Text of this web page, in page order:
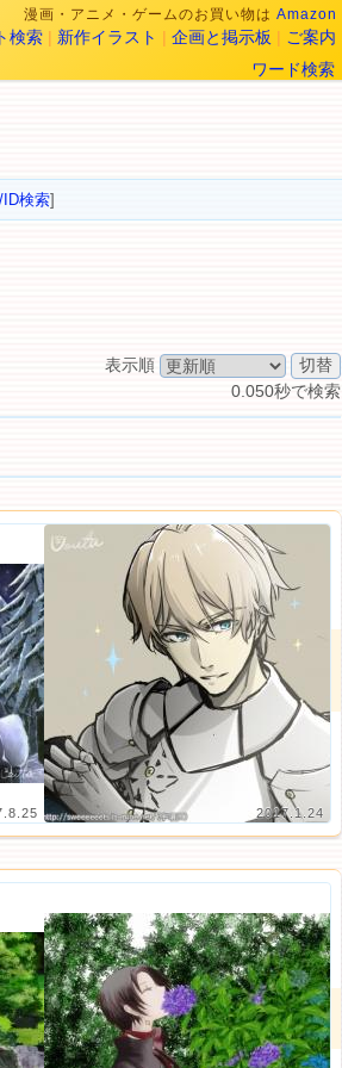
漫画・アニメ・ゲームのお買い物は Amazon
検索 | 新作イラスト | 企画と掲示板 | ご案内
ワード検索
ID検索]
表示順
0.050秒で検索
2017.1.24